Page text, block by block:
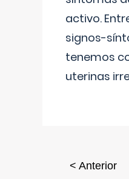
activo.
signos-
tenemos
uterinas
< Anterior